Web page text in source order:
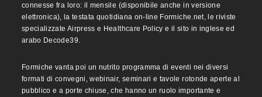
connesse fra loro: il mensile (disponibile anche in versione
elettronica), la testata quotidiana on-line Formiche.net, le riviste
specializzate Airpress e Healthcare Policy e il sito in inglese ed
arabo Decode39.
Formiche vanta poi un nutrito programma di eventi nei diversi
formati di convegni, webinair, seminari e tavole rotonde aperte al
pubblico e a porte chiuse, che hanno un ruolo importante e